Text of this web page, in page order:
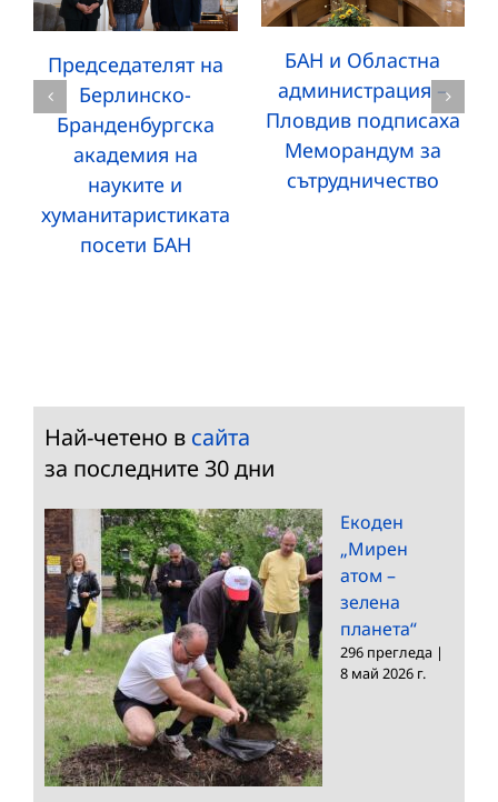
Председателят на
Берлинско-
Бранденбургска
академия на
науките и
хуманитаристиката
посети БАН
БАН и Областна
администрация –
Пловдив подписаха
Меморандум за
сътрудничество
Най-четено в сайта
за последните 30 дни
Екоден
„Мирен
атом –
зелена
планета“
296 прегледа |
8 май 2026 г.